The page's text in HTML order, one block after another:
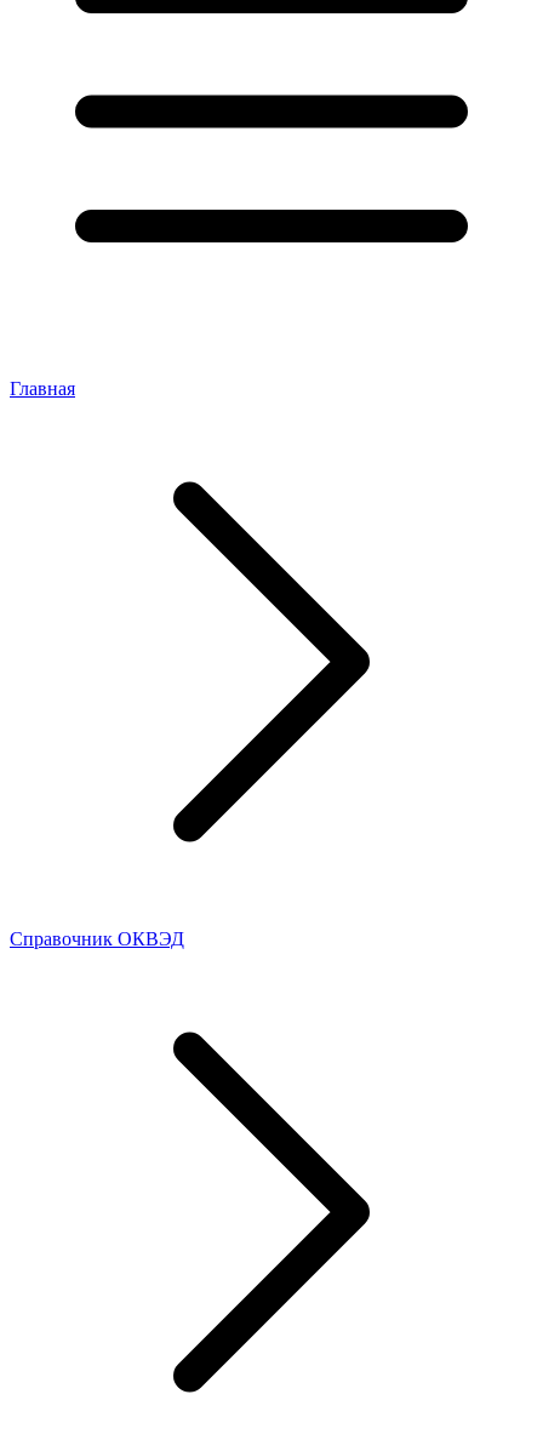
Главная
Справочник ОКВЭД